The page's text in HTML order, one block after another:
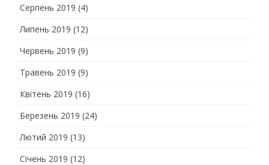
Серпень 2019 (4)
Липень 2019 (12)
Червень 2019 (9)
Травень 2019 (9)
Квітень 2019 (16)
Березень 2019 (24)
Лютий 2019 (13)
Січень 2019 (12)